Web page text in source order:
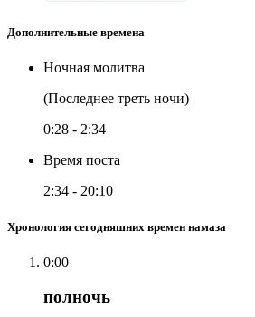
Дополнительные времена
Ночная молитва
(Последнее треть ночи)
0:28 - 2:34
Время поста
2:34 - 20:10
Хронология сегодняшних времен намаза
0:00
полночь